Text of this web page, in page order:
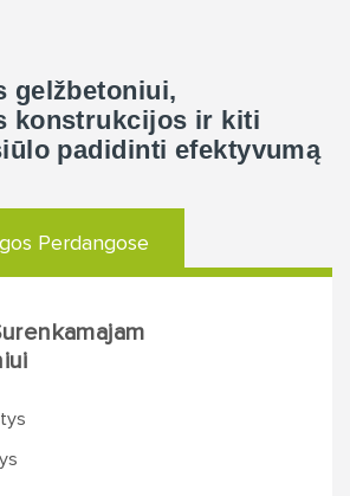
gelžbetoniui,
konstrukcijos ir kiti
padidinti efektyvumą
Perdangose